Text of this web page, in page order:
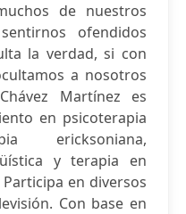
de nuestros
ofendidos
la verdad, si con
a nosotros
Martínez es
en psicoterapia
ericksoniana,
y terapia en
en diversos
Con base en